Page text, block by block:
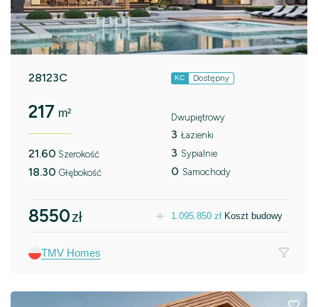
28123C KC Dostępny
217 m²
21.60 Szerokość
18.30 Głębokość
Dwupiętrowy
3 Łazienki
3 Sypialnie
0 Samochody
8550zł 1.095.850 zł Koszt budowy
TMV Homes